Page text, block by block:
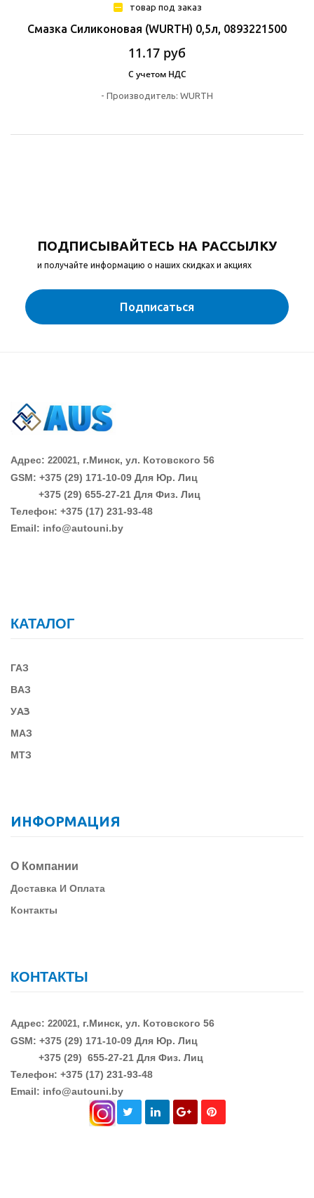
товар под заказ
Смазка Силиконовая (WURTH) 0,5л, 0893221500
11.17 руб
С учетом НДС
- Производитель: WURTH
ПОДПИСЫВАЙТЕСЬ НА РАССЫЛКУ
и получайте информацию о наших скидках и акциях
Подписаться
Адрес: 220021, г.Минск, ул. Котовского 56
GSM: +375 (29) 171-10-09 Для Юр. Лиц
+375 (29) 655-27-21 Для Физ. Лиц
Телефон: +375 (17) 231-93-48
Email: info@autouni.by
КАТАЛОГ
ГАЗ
ВАЗ
УАЗ
МАЗ
МТЗ
ИНФОРМАЦИЯ
О Компании
ДОставка И Оплата
Контакты
КОНТАКТЫ
Адрес: 220021, г.Минск, ул. Котовского 56
GSM: +375 (29) 171-10-09 Для Юр. Лиц
+375 (29) 655-27-21 Для Физ. Лиц
Телефон: +375 (17) 231-93-48
Email: info@autouni.by